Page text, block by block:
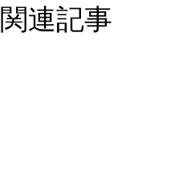
関連記事